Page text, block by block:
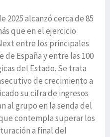
2025 alcanzó cerca de 85
que en el ejercicio
entre los principales
España y entre las 100
del Estado. Se trata
de crecimiento a
su cifra de ingresos
al grupo en la senda del
contempla superar los
a final del